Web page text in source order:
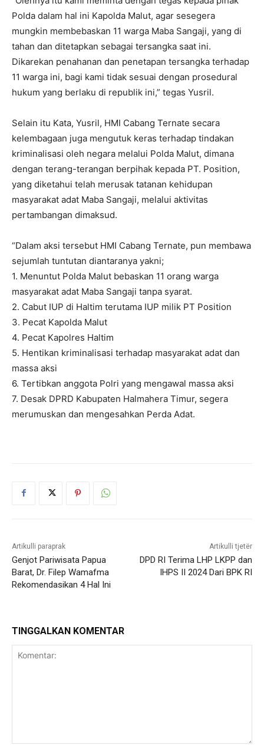
Polda dalam hal ini Kapolda Malut, agar sesegera
mungkin membebaskan 11 warga Maba Sangaji, yang di
tahan dan ditetapkan sebagai tersangka saat ini.
Dikarekan penahanan dan penetapan tersangka terhadap
11 warga ini, bagi kami tidak sesuai dengan prosedural
hukum yang berlaku di republik ini,” tegas Yusril.
Selain itu Kata, Yusril, HMI Cabang Ternate secara
kelembagaan juga mengutuk keras terhadap tindakan
kriminalisasi oleh negara melalui Polda Malut, dimana
dengan terang-terangan berpihak kepada PT. Position,
yang diketahui telah merusak tatanan kehidupan
masyarakat adat Maba Sangaji, melalui aktivitas
pertambangan dimaksud.
“Dalam aksi tersebut HMI Cabang Ternate, pun membawa
sejumlah tuntutan diantaranya yakni;
1. Menuntut Polda Malut bebaskan 11 orang warga
masyarakat adat Maba Sangaji tanpa syarat.
2. Cabut IUP di Haltim terutama IUP milik PT Position
3. Pecat Kapolda Malut
4. Pecat Kapolres Haltim
5. Hentikan kriminalisasi terhadap masyarakat adat dan
massa aksi
6. Tertibkan anggota Polri yang mengawal massa aksi
7. Desak DPRD Kabupaten Halmahera Timur, segera
merumuskan dan mengesahkan Perda Adat.
Artikulli paraprak
Genjot Pariwisata Papua
Barat, Dr. Filep Wamafma
Rekomendasikan 4 Hal Ini
Artikulli tjetër
DPD RI Terima LHP LKPP dan
IHPS II 2024 Dari BPK RI
TINGGALKAN KOMENTAR